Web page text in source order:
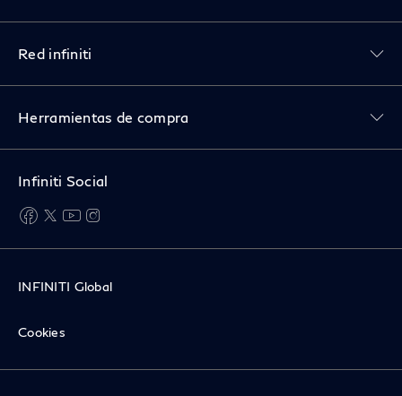
Red infiniti
Herramientas de compra
Infiniti Social
facebook
twitteryoutube
INFINITI Global
Cookies